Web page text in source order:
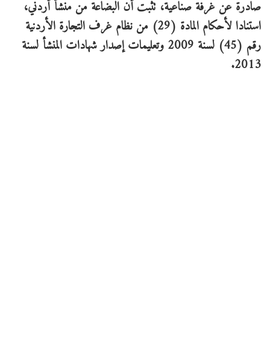
صادرة عن غرفة صناعية، تثبت أن البضاعة من منشأ أردني،
استنادا لأحكام المادة (29) من نظام غرف التجارة الأردنية
رقم (45) لسنة 2009 وتعليمات إصدار شهادات المنشأ لسنة
2013.